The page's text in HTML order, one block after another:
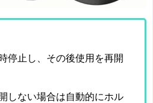
停止し、その後使用を再開
しない場合は自動的にホル